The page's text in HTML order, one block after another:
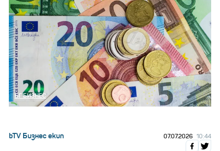
БГ БИЗНЕС
bTV Бизнес екип 07.07.2026 10:44